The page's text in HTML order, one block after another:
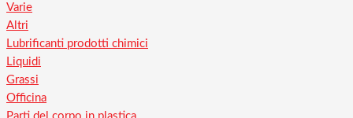
Varie
Altri
Lubrificanti prodotti chimici
Liquidi
Grassi
Officina